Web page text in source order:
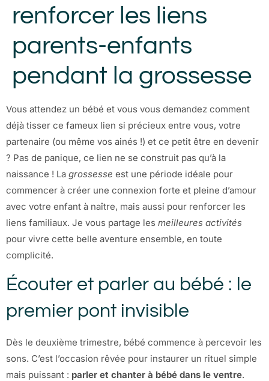
renforcer les liens
parents-enfants
pendant la grossesse
Vous attendez un bébé et vous vous demandez comment
déjà tisser ce fameux lien si précieux entre vous, votre
partenaire (ou même vos ainés !) et ce petit être en devenir
? Pas de panique, ce lien ne se construit pas qu’à la
naissance ! La grossesse est une période idéale pour
commencer à créer une connexion forte et pleine d’amour
avec votre enfant à naître, mais aussi pour renforcer les
liens familiaux. Je vous partage les meilleures activités
pour vivre cette belle aventure ensemble, en toute
complicité.
Écouter et parler au bébé : le
premier pont invisible
Dès le deuxième trimestre, bébé commence à percevoir les
sons. C’est l’occasion rêvée pour instaurer un rituel simple
mais puissant : parler et chanter à bébé dans le ventre.